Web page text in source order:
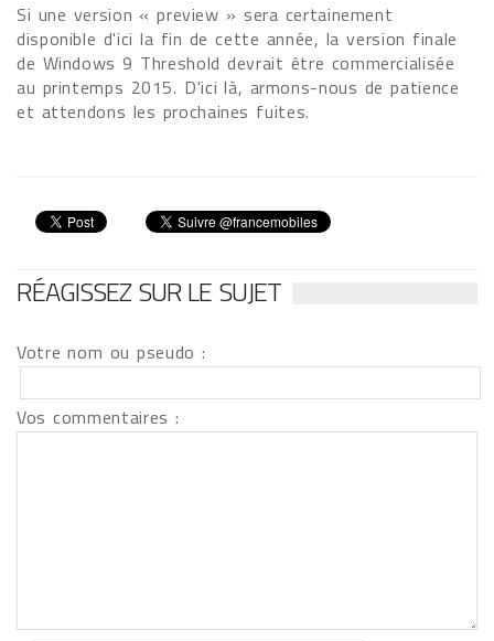
Si une version « preview » sera certainement
disponible d'ici la fin de cette année, la version finale
de Windows 9 Threshold devrait être commercialisée
au printemps 2015. D'ici là, armons-nous de patience
et attendons les prochaines fuites.
RÉAGISSEZ SUR LE SUJET
Votre nom ou pseudo :
Vos commentaires :